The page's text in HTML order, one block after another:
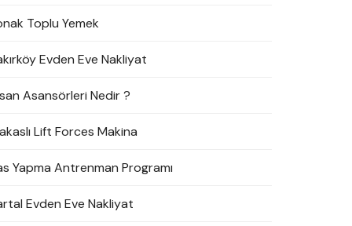
Toplu Yemek
Evden Eve Nakliyat
Asansörleri Nedir ?
Lift Forces Makina
Yapma Antrenman Programı
Evden Eve Nakliyat